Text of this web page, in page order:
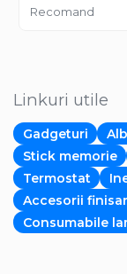
Recomand
Linkuri utile
Gadgeturi
Stick memorie
Termostat
Accesorii
Consumabile